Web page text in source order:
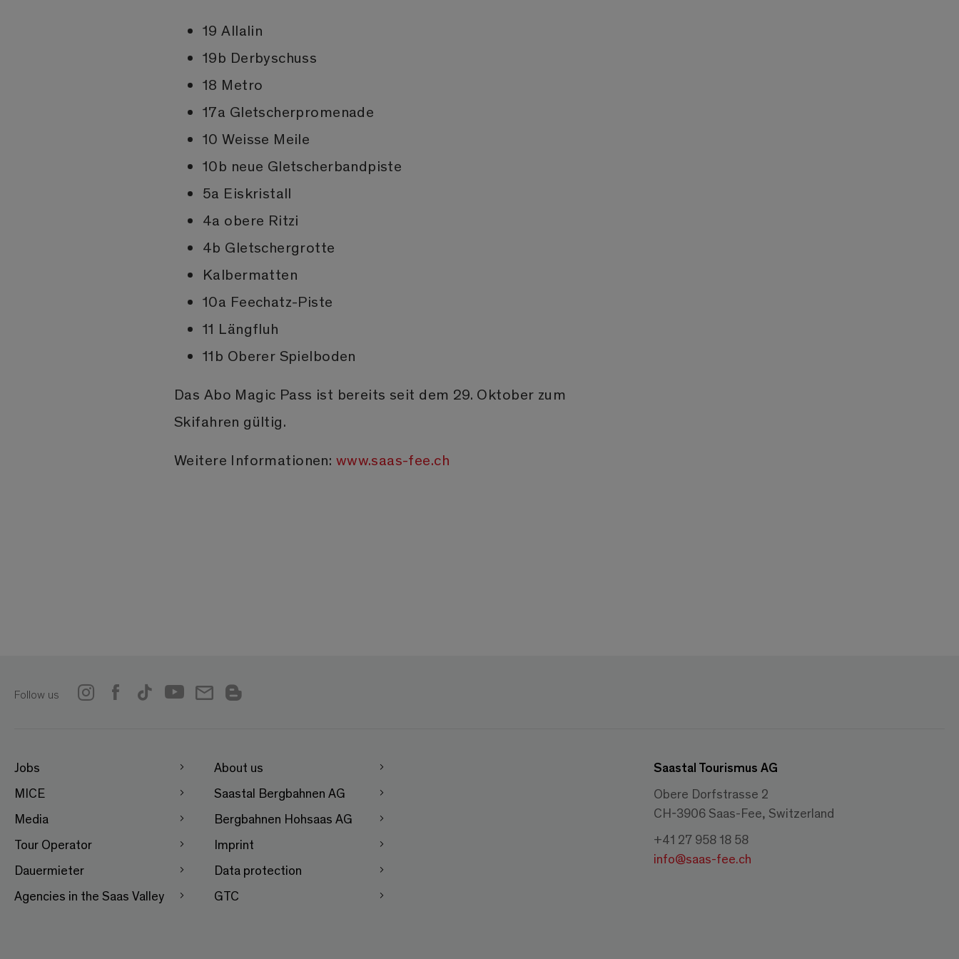
19 Allalin
19b Derbyschuss
18 Metro
17a Gletscherpromenade
10 Weisse Meile
10b neue Gletscherbandpiste
5a Eiskristall
4a obere Ritzi
4b Gletschergrotte
Kalbermatten
10a Feechatz-Piste
11 Längfluh
11b Oberer Spielboden
Das Abo Magic Pass ist bereits seit dem 29. Oktober zum
Skifahren gültig.
Weitere Informationen: www.saas-fee.ch
Follow us
Jobs
MICE
Media
Tour Operator
Dauermieter
Agencies in the Saas Valley
About us
Saastal Bergbahnen AG
Bergbahnen Hohsaas AG
Imprint
Data protection
GTC
Saastal Tourismus AG
Obere Dorfstrasse 2
CH-3906 Saas-Fee, Switzerland
+41 27 958 18 58
info@saas-fee.ch